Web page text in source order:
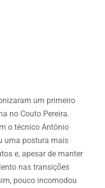
um primeiro
no Couto Pereira.
o técnico Antônio
uma postura mais
e, apesar de manter
nas transições
pouco incomodou